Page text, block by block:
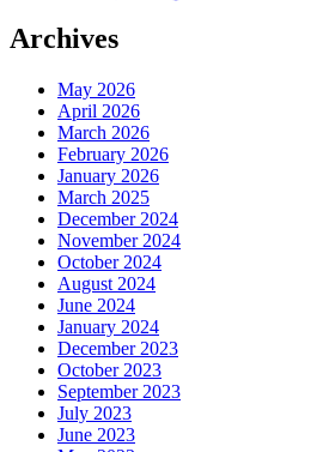
Archives
May 2026
April 2026
March 2026
February 2026
January 2026
March 2025
December 2024
November 2024
October 2024
August 2024
June 2024
January 2024
December 2023
October 2023
September 2023
July 2023
June 2023